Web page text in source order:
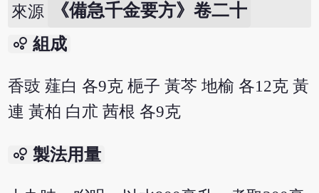
來源 《備急千金要方》卷二十
bubble_chart 組成
香豉 薤白 各9克 梔子 黃芩 地榆 各12克 黃
連 黃柏 白朮 茜根 各9克
bubble_chart 製法用量